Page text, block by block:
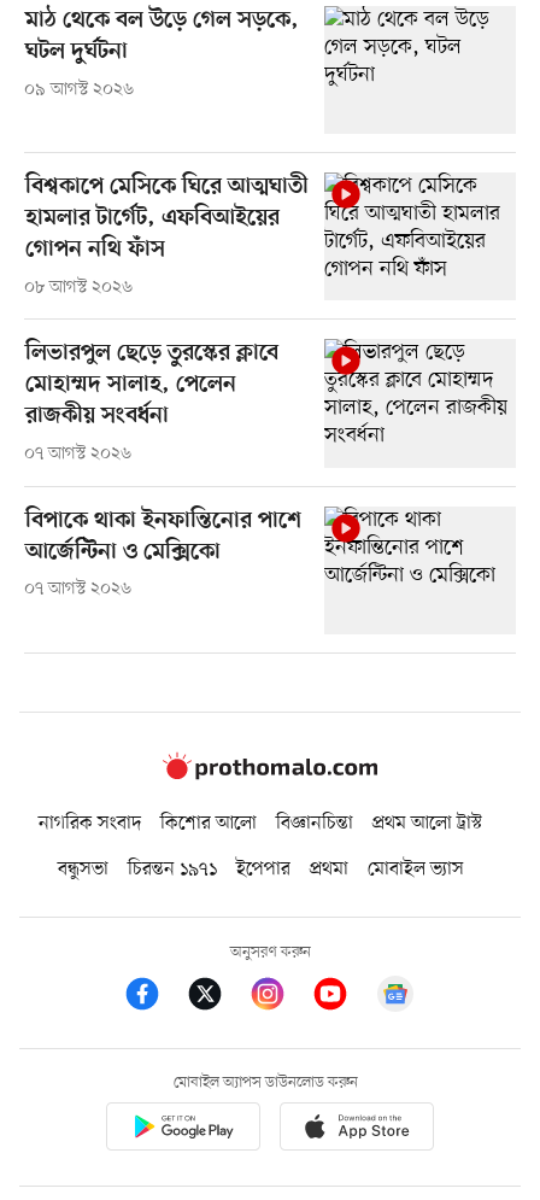
মাঠ থেকে বল উড়ে গেল সড়কে,
ঘটল দুর্ঘটনা
০৯ আগস্ট ২০২৬
বিশ্বকাপে মেসিকে ঘিরে আত্মঘাতী
হামলার টার্গেট, এফবিআইয়ের
গোপন নথি ফাঁস
০৮ আগস্ট ২০২৬
লিভারপুল ছেড়ে তুরস্কের ক্লাবে
মোহাম্মদ সালাহ, পেলেন
রাজকীয় সংবর্ধনা
০৭ আগস্ট ২০২৬
বিপাকে থাকা ইনফান্তিনোর পাশে
আর্জেন্টিনা ও মেক্সিকো
০৭ আগস্ট ২০২৬
নাগরিক সংবাদ কিশোর আলো বিজ্ঞানচিন্তা
প্রথম আলো ট্রাস্ট
বন্ধুসভা
চিরন্তন ১৯৭১ ইপেপার প্রথমা মোবাইল ভ্যাস
অনুসরণ করুন
মোবাইল অ্যাপস ডাউনলোড করুন